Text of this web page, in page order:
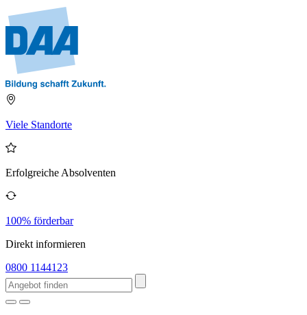
Viele Standorte
Erfolgreiche Absolventen
100% förderbar
Direkt informieren
0800 1144123